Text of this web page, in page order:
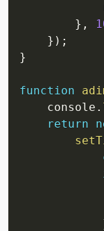
} ,
} ) ;
}
function
    console
.
return